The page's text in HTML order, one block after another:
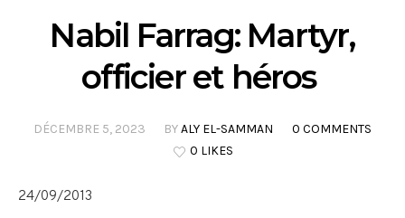
Nabil Farrag: Martyr,
officier et héros
DÉCEMBRE 5, 2023 BYALY EL-SAMMAN
0 COMMENTS
0 LIKES
24/09/2013